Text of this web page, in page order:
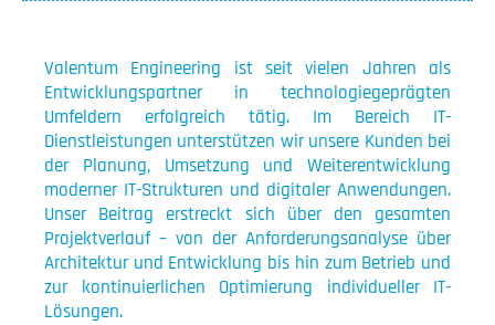
Valentum Engineering ist seit vielen Jahren als
Entwicklungspartner in technologiegeprägten
Umfeldern erfolgreich tätig. Im Bereich IT-
Dienstleistungen unterstützen wir unsere Kunden bei
der Planung, Umsetzung und Weiterentwicklung
moderner IT-Strukturen und digitaler Anwendungen.
Unser Beitrag erstreckt sich über den gesamten
Projektverlauf – von der Anforderungsanalyse über
Architektur und Entwicklung bis hin zum Betrieb und
zur kontinuierlichen Optimierung individueller IT-
Lösungen.